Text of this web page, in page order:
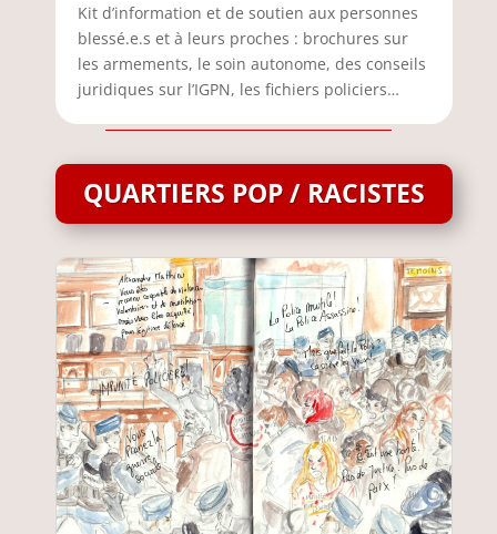
Kit d’information et de soutien aux personnes
blessé.e.s et à leurs proches : brochures sur
les armements, le soin autonome, des conseils
juridiques sur l’IGPN, les fichiers policiers…
QUARTIERS POP / RACISTES